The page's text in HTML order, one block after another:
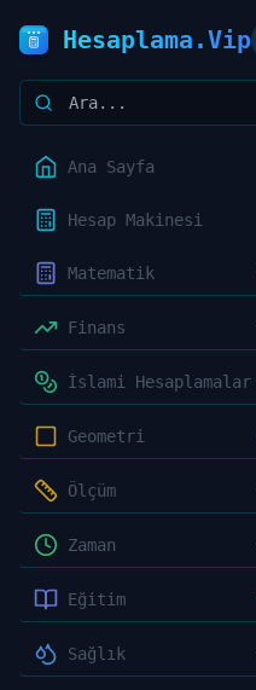
Hesaplama.Vip
Ana Sayfa
Hesap Makinesi
Matematik
Finans
İslami Hesaplamalar
Geometri
Ölçüm
Zaman
Eğitim
Sağlık